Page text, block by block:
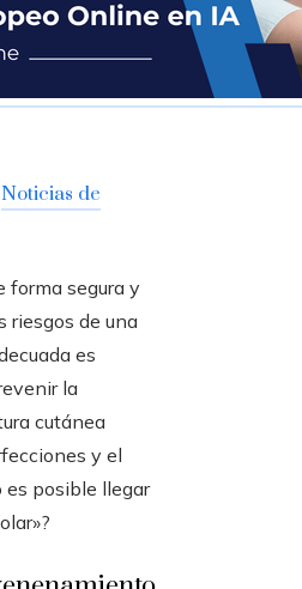
Noticias de
forma segura y
riesgos de una
es
la
cutánea
y el
es posible llegar